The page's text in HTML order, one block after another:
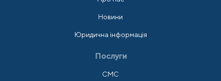
Новини
Юридична інформація
Послуги
СМС